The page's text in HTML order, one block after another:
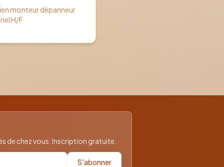
monteur dépanneur
H/F
de chez vous. Inscription gratuite.
S'abonner